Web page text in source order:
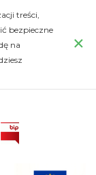
treści,
bezpieczne
na
×